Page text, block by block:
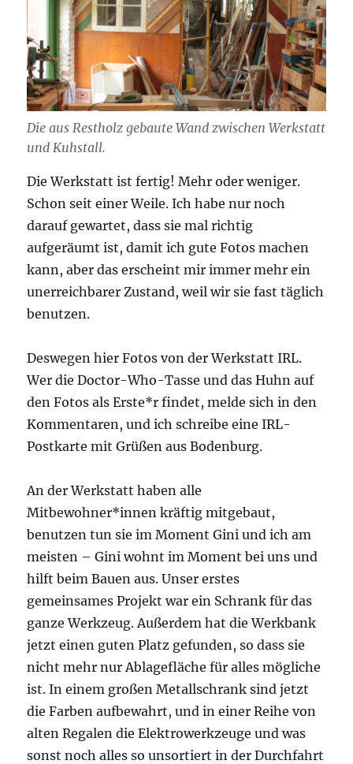
Die aus Restholz gebaute Wand zwischen Werkstatt
und Kuhstall.
Die Werkstatt ist fertig! Mehr oder weniger.
Schon seit einer Weile. Ich habe nur noch
darauf gewartet, dass sie mal richtig
aufgeräumt ist, damit ich gute Fotos machen
kann, aber das erscheint mir immer mehr ein
unerreichbarer Zustand, weil wir sie fast täglich
benutzen.
Deswegen hier Fotos von der Werkstatt IRL.
Wer die Doctor-Who-Tasse und das Huhn auf
den Fotos als Erste*r findet, melde sich in den
Kommentaren, und ich schreibe eine IRL-
Postkarte mit Grüßen aus Bodenburg.
An der Werkstatt haben alle
Mitbewohner*innen kräftig mitgebaut,
benutzen tun sie im Moment Gini und ich am
meisten – Gini wohnt im Moment bei uns und
hilft beim Bauen aus. Unser erstes
gemeinsames Projekt war ein Schrank für das
ganze Werkzeug. Außerdem hat die Werkbank
jetzt einen guten Platz gefunden, so dass sie
nicht mehr nur Ablagefläche für alles mögliche
ist. In einem großen Metallschrank sind jetzt
die Farben aufbewahrt, und in einer Reihe von
alten Regalen die Elektrowerkzeuge und was
sonst noch alles so unsortiert in der Durchfahrt